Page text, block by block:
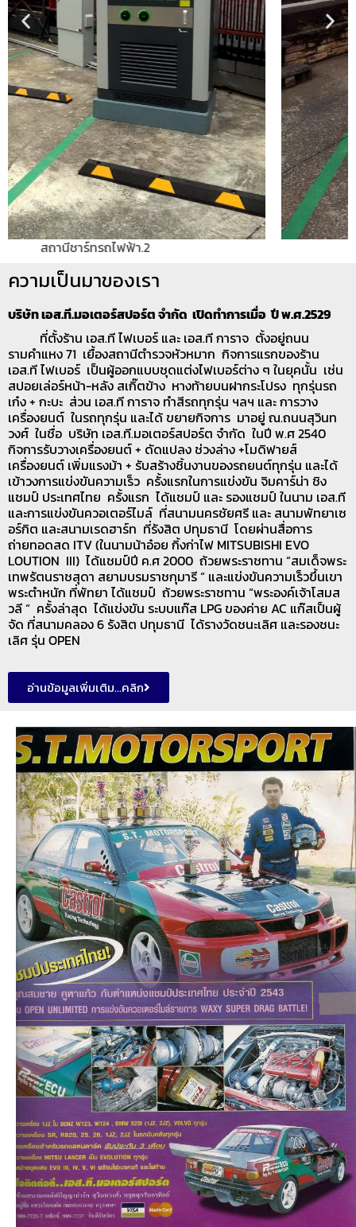
ความเป็นมาของเรา
บริษัท เอส.ที.มอเตอร์สปอร์ต จำกัด เปิดทำการเมื่อ ปี พ.ศ.2529
ที่ตั้งร้าน เอส.ที ไฟเบอร์ และ เอส.ที การาจ ตั้งอยู่ถนน
รามคำแหง 71 เยื้องสถานีตำรวจหัวหมาก กิจการแรกของร้าน
เอส.ที ไฟเบอร์ เป็นผู้ออกแบบชุดแต่งไฟเบอร์ต่าง ๆ ในยุคนั้น เช่น
สปอยเล่อร์หน้า-หลัง สเกิ๊ตข้าง หางท้ายบนฝากระโปรง ทุกรุ่นรถ
เก๋ง + กะบะ ส่วน เอส.ที การาจ ทำสีรถทุกรุ่น ฯลฯ และ การวาง
เครื่องยนต์ ในรถทุกรุ่น และได้ ขยายกิจการ มาอยู่ ณ.ถนนสุวินท
วงศ์ ในชื่อ บริษัท เอส.ที.มอเตอร์สปอร์ต จำกัด ในปี พ.ศ 2540
กิจการรับวางเครื่องยนต์ + ดัดแปลง ช่วงล่าง +โมดิฟายส์
เครื่องยนต์ เพิ่มแรงม้า + รับสร้างชิ้นงานของรถยนต์ทุกรุ่น และได้
เข้าวงการแข่งขันความเร็ว ครั้งแรกในการแข่งขัน จิมคาร์น่า ชิง
แชมป์ ประเทศไทย ครั้งแรก ได้แชมป์ และ รองแชมป์ ในนาม เอส.ที
และการแข่งขันควอเตอร์ไมล์ ที่สนามนครชัยศรี และ สนามพัทยาเซ
อร์กิต และสนามเรดฮาร์ท ที่รังสิต ปทุมธานี โดยผ่านสื่อการ
ถ่ายทอดสด ITV (ในนามน้าอ๋อย กิ้งก่าไฟ MITSUBISHI EVO
LOUTION III) ได้แชมป์ปี ค.ศ 2000 ถ้วยพระราชทาน “สมเด็จพระ
เทพรัตนราชสุดา สยามบรมราชกุมารี “ และแข่งขันความเร็วขึ้นเขา
พระตำหนัก ที่พัทยา ได้แชมป์ ถ้วยพระราชทาน “พระองค์เจ้าโสมส
วลี “ ครั้งล่าสุด ได้แข่งขัน ระบบแก๊ส LPG ของค่าย AC แก๊สเป็นผู้
จัด ที่สนามคลอง 6 รังสิต ปทุมธานี ได้รางวัดชนะเลิศ และรองชนะ
เลิศ รุ่น OPEN
อ่านข้อมูลเพิ่มเติม...คลิก